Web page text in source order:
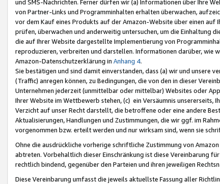
und SMS-Nachrichten. Ferner dürfen wir (a) Informationen über Ihre
von Partner-Links und Programminhalten erhalten überwachen,
vor dem Kauf eines Produkts auf der Amazon-Website über einen
prüfen, überwachen und anderweitig untersuchen, um die Einhaltung
die auf Ihrer Website dargestellte Implementierung von
reproduzieren, verbreiten und darstellen. Informationen darüber, wie
Amazon-Datenschutzerklärung in Anhang 4.
Sie bestätigen und sind damit einverstanden, dass (a) wir und
(Traffic) anregen können, zu Bedingungen, die von den in dieser
Unternehmen jederzeit (unmittelbar oder mittelbar) Websites oder
Ihrer Website im Wettbewerb stehen, (c) ein Versäumnis unsererseits,
Verzicht auf unser Recht darstellt, die betroffene oder eine andere
Aktualisierungen, Handlungen und Zustimmungen, die wir ggf. im
vorgenommen bzw. erteilt werden und nur wirksam sind, wenn sie
Ohne die ausdrückliche vorherige schriftliche Zustimmung von
abtreten. Vorbehaltlich dieser Einschränkung ist diese Vereinbarung
rechtlich bindend, gegenüber den Parteien und ihren jeweiligen
Diese Vereinbarung umfasst die jeweils aktuellste Fassung aller